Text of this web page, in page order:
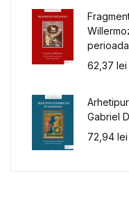
62,37 lei
Gabriel
72,94 lei